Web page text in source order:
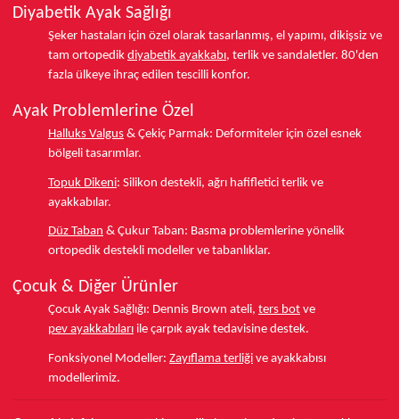
Diyabetik Ayak Sağlığı
Şeker hastaları için özel olarak tasarlanmış, el yapımı, dikişsiz ve
tam ortopedik diyabetik ayakkabı, terlik ve sandaletler. 80'den
fazla ülkeye ihraç edilen tescilli konfor.
Ayak Problemlerine Özel
Halluks Valgus & Çekiç Parmak: Deformiteler için özel esnek
bölgeli tasarımlar.
Topuk Dikeni: Silikon destekli, ağrı hafifletici terlik ve
ayakkabılar.
Düz Taban & Çukur Taban: Basma problemlerine yönelik
ortopedik destekli modeller ve tabanlıklar.
Çocuk & Diğer Ürünler
Çocuk Ayak Sağlığı: Dennis Brown ateli, ters bot ve
pev ayakkabıları ile çarpık ayak tedavisine destek.
Fonksiyonel Modeller: Zayıflama terliği ve ayakkabısı
modellerimiz.